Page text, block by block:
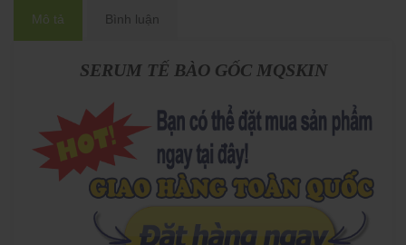
Mô tả Bình luận
SERUM TẾ BÀO GỐC MQSKIN